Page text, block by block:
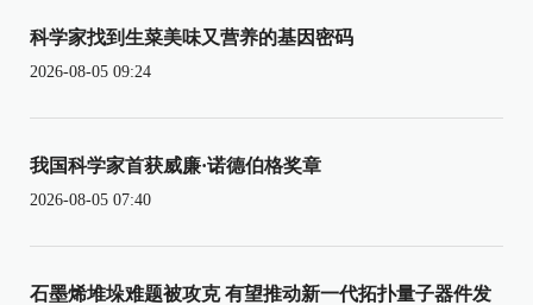
科学家找到生菜美味又营养的基因密码
2026-08-05 09:24
我国科学家首获威廉·诺德伯格奖章
2026-08-05 07:40
石墨烯堆垛难题被攻克 有望推动新一代拓扑量子器件发